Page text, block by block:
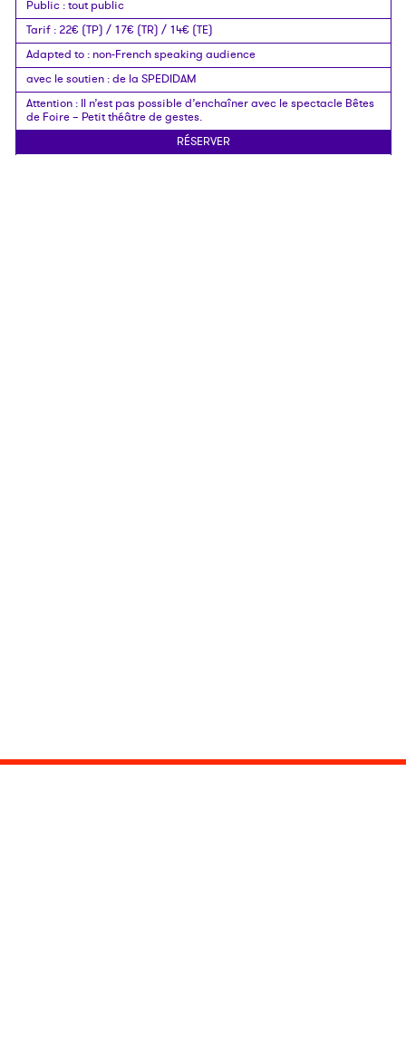
Public:tout public
Tarif: 22€ (TP) / 17€ (TR) / 14€ (TE)
Adapted to: non-French speaking audience
avec le soutien :de la SPEDIDAM
Attention: Il n’est pas possible d’enchaîner avec le spectacle Bêtes
de Foire – Petit théâtre de gestes.
RÉSERVER